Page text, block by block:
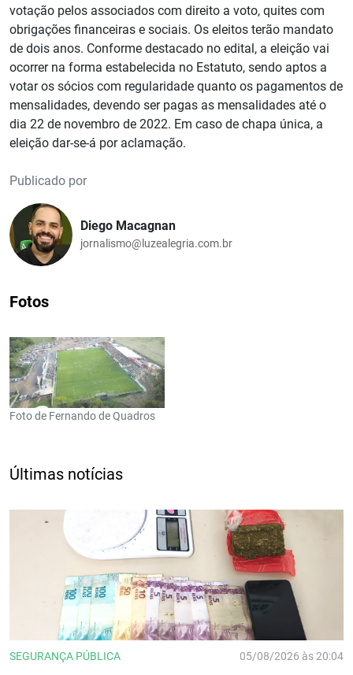
votação pelos associados com direito a voto, quites com
obrigações financeiras e sociais. Os eleitos terão mandato
de dois anos. Conforme destacado no edital, a eleição vai
ocorrer na forma estabelecida no Estatuto, sendo aptos a
votar os sócios com regularidade quanto os pagamentos de
mensalidades, devendo ser pagas as mensalidades até o
dia 22 de novembro de 2022. Em caso de chapa única, a
eleição dar-se-á por aclamação.
Publicado por
Diego Macagnan
jornalismo@luzealegria.com.br
Fotos
Foto de Fernando de Quadros
Últimas notícias
SEGURANÇA PÚBLICA 05/08/2026 às 20:04